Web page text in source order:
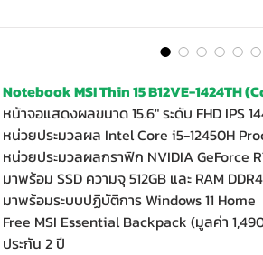
Notebook MSI Thin 15 B12VE-1424TH
หน้าจอแสดงผลขนาด 15.6" ระดับ FHD IPS
หน่วยประมวลผล Intel Core i5-12450H
หน่วยประมวลผลกราฟิก NVIDIA GeForce
มาพร้อม SSD ความจุ 512GB และ RAM
มาพร้อมระบบปฏิบัติการ Windows 11 Home
Free MSI Essential Backpack (มูลค่า
ประกัน 2 ปี